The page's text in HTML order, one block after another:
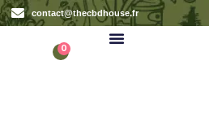
contact@thecbdhouse.fr
0